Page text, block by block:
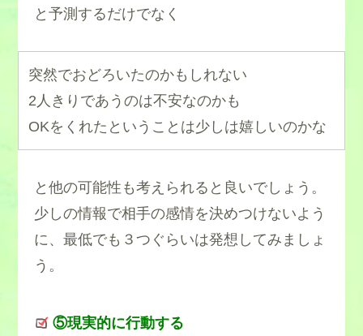
と予測するだけでなく
突然でおどろいたのかもしれない
2人きりであうのは不安なのかも
OKをくれたということは少しは嬉しいのかな
と他の可能性も考えられると良いでしょう。
少しの情報で相手の感情を決めつけないよう
に、最低でも３つぐらいは発想してみましょ
う。
⑤現実的に行動する